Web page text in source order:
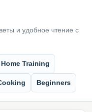
и удобное чтение с
Home Training
Beginners